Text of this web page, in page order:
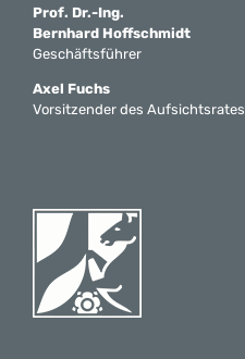
Prof. Dr.-Ing.
Bernhard Hoffschmidt
Geschäftsführer
Axel Fuchs
Vorsitzender des Aufsichtsrates